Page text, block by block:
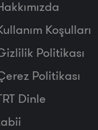
Koşulları
Politikası
Politikası
Dinle